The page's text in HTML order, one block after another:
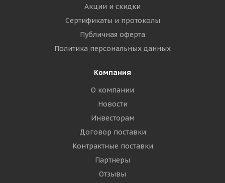
Акции и скидки
Сертификаты и протоколы
Публичная оферта
Политика персональных данных
Компания
О компании
Новости
Инвесторам
Договор поставки
Контрактные поставки
Партнеры
Отзывы